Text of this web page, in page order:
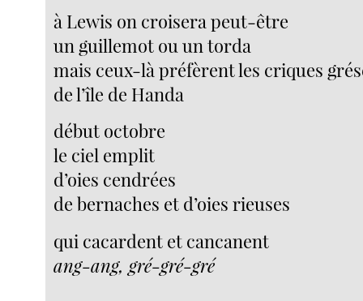
à Lewis on croisera peut-être
un guillemot ou un torda
mais ceux-là préfèrent les criques
de l’île de Handa
début octobre
le ciel emplit
d’oies cendrées
de bernaches et d’oies rieuses
qui cacardent et cancanent
ang-ang, gré-gré-gré